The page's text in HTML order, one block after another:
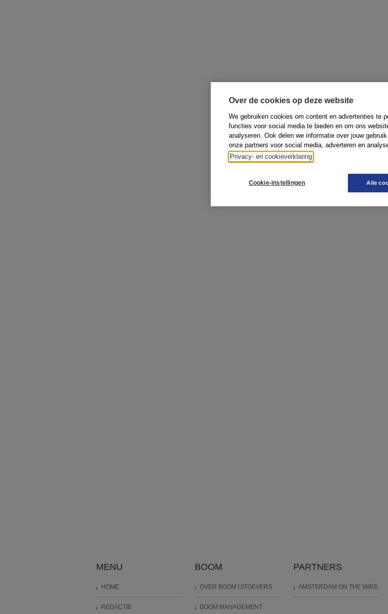
Over de cookies op deze website
We gebruiken cookies om content en advertenties te
functies voor social media te bieden en om ons
analyseren. Ook delen we informatie over jouw
onze partners voor social media, adverteren en
Privacy- en cookieverklaring
Cookie-instellingen Alle
MENU
HOME
REDACTIE
BOOM
OVER BOOM UITGEVERS
BOOM MANAGEMENT
PARTNERS
AMSTERDAM ON THE WIRE